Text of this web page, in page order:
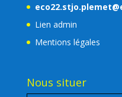
Lien admin
Mentions légales
Nous situer